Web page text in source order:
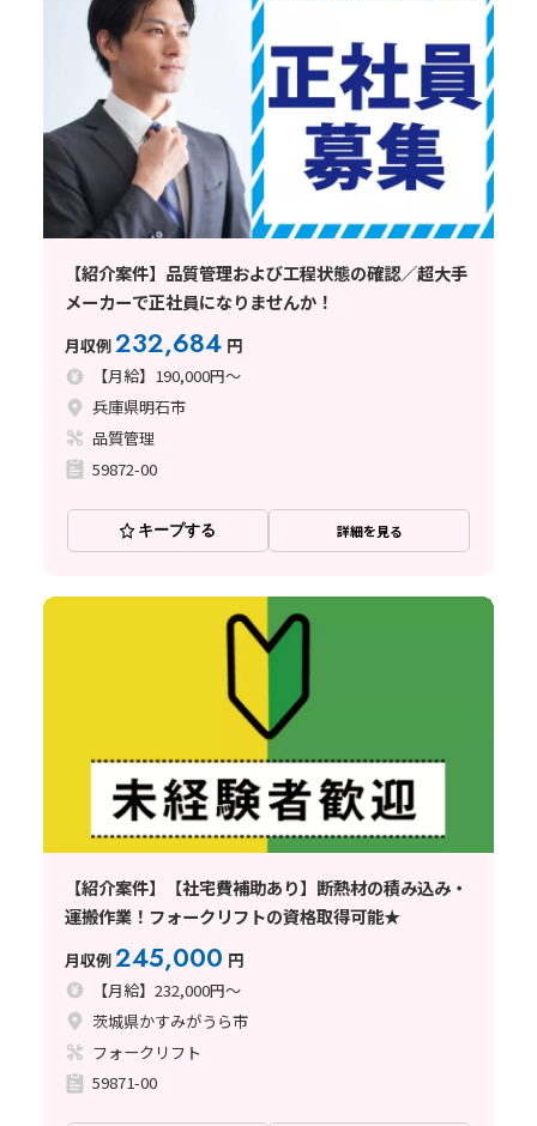
【紹介案件】品質管理および工程状態の確認／超大手
メーカーで正社員になりませんか！
月収例232,684 円
【月給】190,000円～
兵庫県明石市
品質管理
59872-00
キープする 詳細を見る
【紹介案件】【社宅費補助あり】断熱材の積み込み・
運搬作業！フォークリフトの資格取得可能★
月収例245,000 円
【月給】232,000円～
茨城県かすみがうら市
フォークリフト
59871-00